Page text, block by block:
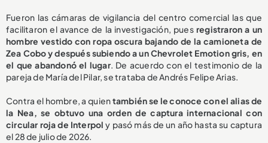
Fueron las cámaras de vigilancia del centro comercial las que
facilitaron el avance de la investigación, pues registraron a un
hombre vestido con ropa oscura bajando de la camioneta de
Zea Cobo y después subiendo a un Chevrolet Emotion gris, en
el que abandonó el lugar. De acuerdo con el testimonio de la
pareja de María del Pilar, se trataba de Andrés Felipe Arias.
Contra el hombre, a quientambién se le conoce con el alias de
la Nea, se obtuvo una orden de captura internacional con
circular roja de Interpol y pasó más de un año hasta su captura
el 28 de julio de 2026.